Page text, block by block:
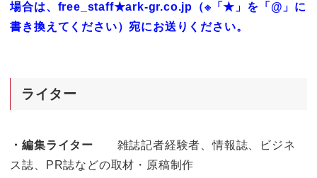
場合は、free_staff★ark-gr.co.jp（※「★」を「@」に
書き換えてください）宛にお送りください。
ライター
・編集ライター 雑誌記者経験者、情報誌、ビジネ
ス誌、PR誌などの取材・原稿制作